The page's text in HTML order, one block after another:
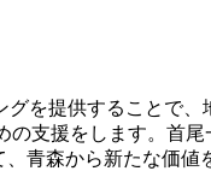
を提供することで
支援をします。首
青森から新たな価値